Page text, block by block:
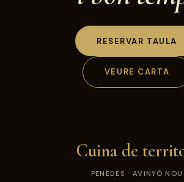
RESERVAR TAULA
VEURE CARTA
Cuina de
PENEDÈS · AVINYÓ NOU